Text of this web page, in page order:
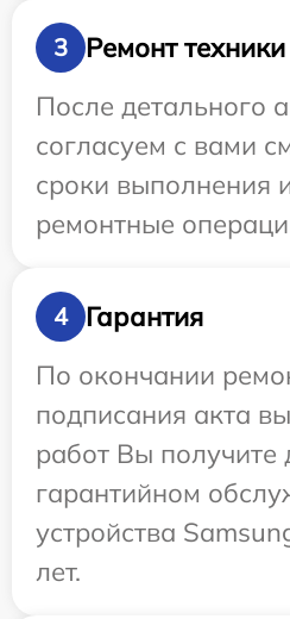
3
Ремонт техники
После детального
согласуем с вами
сроки выполнения
ремонтные
4
Гарантия
По окончании
подписания акта
работ Вы получите
гарантийном
устройства
лет.